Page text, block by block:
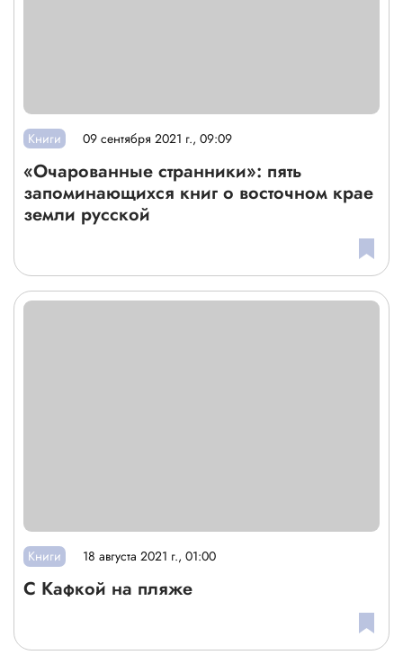
Книги 09 сентября 2021 г., 09:09
«Очарованные странники»: пять
запоминающихся книг о восточном крае
земли русской
Книги 18 августа 2021 г., 01:00
С Кафкой на пляже